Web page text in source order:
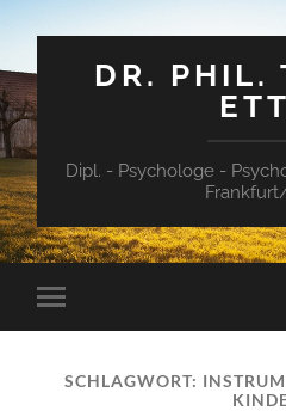
DR. PHIL.
Dipl. - Psychologe -
Mobile-
Menü
SCHLAGWORT: